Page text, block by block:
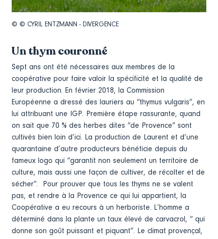
© © CYRIL ENTZMANN - DIVERGENCE
Un thym couronné
Sept ans ont été nécessaires aux membres de la
coopérative pour faire valoir la spécificité et la qualité de
leur production. En février 2018, la Commission
Européenne a dressé des lauriers au “thymus vulgaris”, en
lui attribuant une IGP. Première étape rassurante, quand
on sait que 70 % des herbes dites “de Provence” sont
cultivés bien loin d’ici. La production de Laurent et d’une
quarantaine d’autre producteurs bénéficie depuis du
fameux logo qui “garantit non seulement un territoire de
culture, mais aussi une façon de cultiver, de récolter et de
sécher”. Pour prouver que tous les thyms ne se valent
pas, et rendre à la Provence ce qui lui appartient, la
Coopérative a eu recours à un herboriste. L’homme a
déterminé dans la plante un taux élevé de carvacrol, “ qui
donne son goût puissant et piquant”. Le climat provençal,